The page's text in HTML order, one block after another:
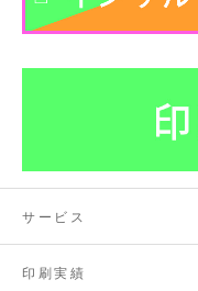
サービス
印刷実績